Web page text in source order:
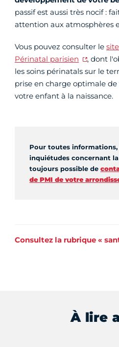
passif est aussi très nocif :
attention aux atmosphères
Vous pouvez consulter le
Périnatal parisien
, dont
les soins périnatals sur le
prise en charge optimale de
votre enfant à la naissance.
Pour toutes
inquiétudes concernant la
toujours possible de
de PMI de votre
Consultez la rubrique «
À lire